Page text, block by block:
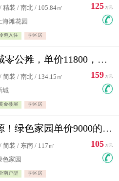
精装 / 南北 / 105.84㎡
海滩花园
包入住 学区房
125 万元
凤凰新城零公摊，单价11800，白银楼层，一个车库另算
简装 / 南北 / 134.15㎡
城
金楼层 学区房
159 万元
捡漏房源！绿色家园单价9000的大三居，实验小学永明双学区
简装 / 东南 / 117㎡
色家园
南户型 学区房
105 万元